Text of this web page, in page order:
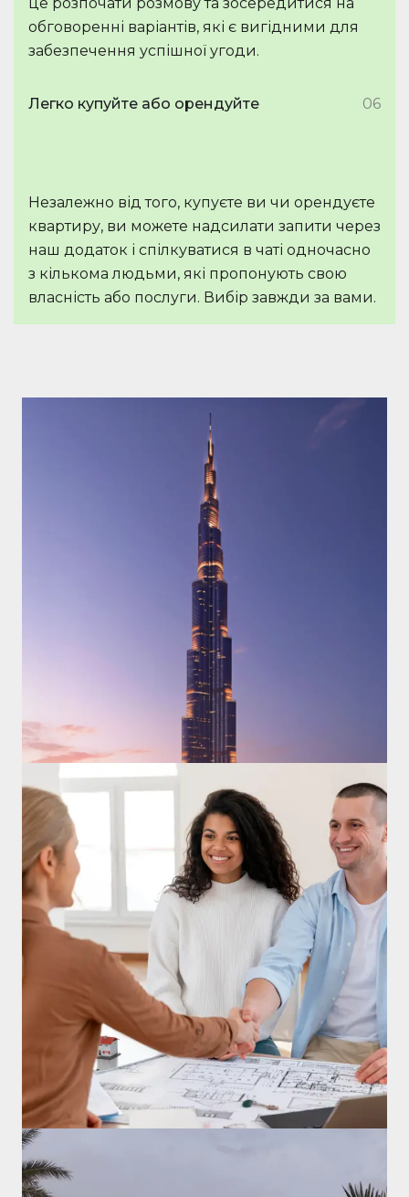
обговоренні варіантів, які є вигідними для
забезпечення успішної угоди.
Легко купуйте або орендуйте 06
Незалежно від того, купуєте ви чи орендуєте
квартиру, ви можете надсилати запити через
наш додаток і спілкуватися в чаті одночасно
з кількома людьми, які пропонують свою
власність або послуги. Вибір завжди за вами.